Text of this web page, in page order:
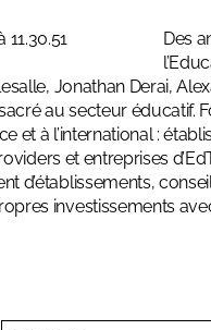
Des
Jonathan Derai,
au secteur éducatif.
et à l’international :
et entreprises
d’établissements,
investissements